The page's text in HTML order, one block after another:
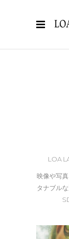
LOA
映像や写
タナブル